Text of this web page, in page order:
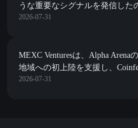
うな重要なシグナルを発信した
以上が東京に集まり、日本の
2026-07-31
MEXC Venturesは、Alpha Arena
地域への初上陸を支援し、
しました。
2026-07-31